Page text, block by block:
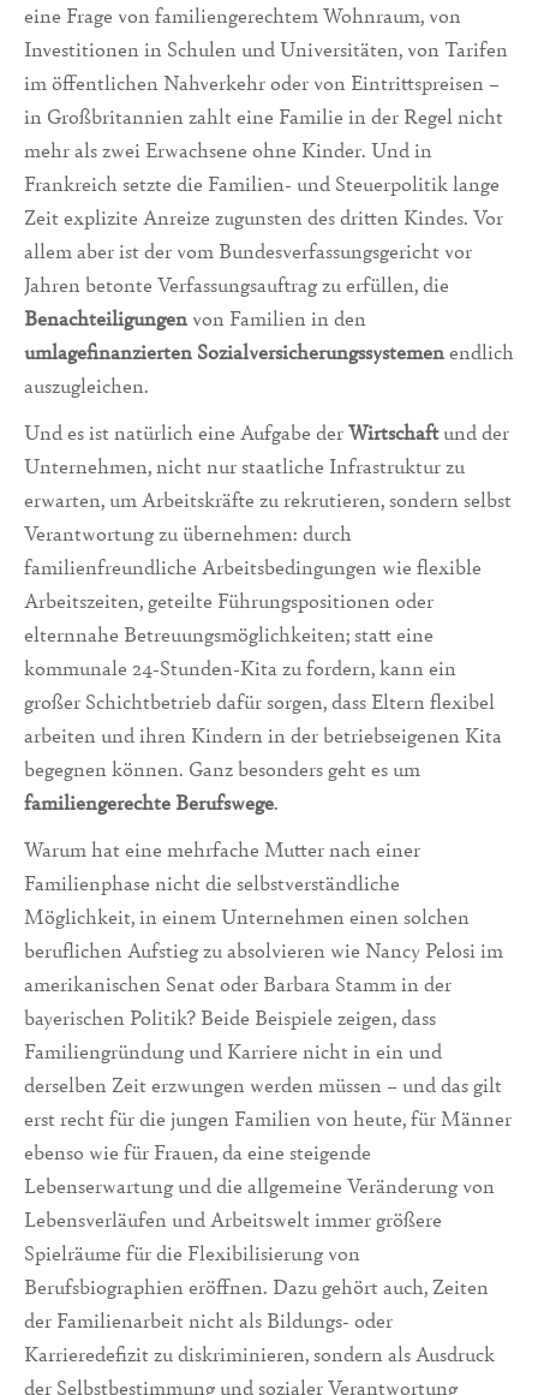
eine Frage von familiengerechtem Wohnraum, von
Investitionen in Schulen und Universitäten, von Tarifen
im öffentlichen Nahverkehr oder von Eintrittspreisen –
in Großbritannien zahlt eine Familie in der Regel nicht
mehr als zwei Erwachsene ohne Kinder. Und in
Frankreich setzte die Familien- und Steuerpolitik lange
Zeit explizite Anreize zugunsten des dritten Kindes. Vor
allem aber ist der vom Bundesverfassungsgericht vor
Jahren betonte Verfassungsauftrag zu erfüllen, die
Benachteiligungen von Familien in den
umlagefinanzierten Sozialversicherungssystemenendlich
auszugleichen.
Und es ist natürlich eine Aufgabe derWirtschaftund der
Unternehmen, nicht nur staatliche Infrastruktur zu
erwarten, um Arbeitskräfte zu rekrutieren, sondern selbst
Verantwortung zu übernehmen: durch
familienfreundliche Arbeitsbedingungen wie flexible
Arbeitszeiten, geteilte Führungspositionen oder
elternnahe Betreuungsmöglichkeiten; statt eine
kommunale 24-Stunden-Kita zu fordern, kann ein
großer Schichtbetrieb dafür sorgen, dass Eltern flexibel
arbeiten und ihren Kindern in der betriebseigenen Kita
begegnen können. Ganz besonders geht es um
familiengerechte Berufswege.
Warum hat eine mehrfache Mutter nach einer
Familienphase nicht die selbstverständliche
Möglichkeit, in einem Unternehmen einen solchen
beruflichen Aufstieg zu absolvieren wie Nancy Pelosi im
amerikanischen Senat oder Barbara Stamm in der
bayerischen Politik? Beide Beispiele zeigen, dass
Familiengründung und Karriere nicht in ein und
derselben Zeit erzwungen werden müssen – und das gilt
erst recht für die jungen Familien von heute, für Männer
ebenso wie für Frauen, da eine steigende
Lebenserwartung und die allgemeine Veränderung von
Lebensverläufen und Arbeitswelt immer größere
Spielräume für die Flexibilisierung von
Berufsbiographien eröffnen. Dazu gehört auch, Zeiten
der Familienarbeit nicht als Bildungs- oder
Karrieredefizit zu diskriminieren, sondern als Ausdruck
der Selbstbestimmung und sozialer Verantwortung